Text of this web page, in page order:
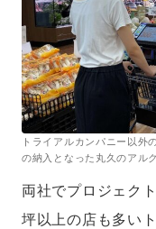
トライアルカンパニー以外
の納入となった丸久のアル
両社でプロジェク
坪以上の店も多い